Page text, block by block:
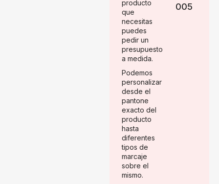
producto
que
necesitas
puedes
pedir un
presupuesto
a medida.
Podemos
personalizar
desde el
pantone
exacto del
producto
hasta
diferentes
tipos de
marcaje
sobre el
mismo.
005